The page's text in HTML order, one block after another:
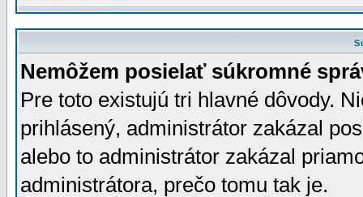
Nemôžem posielať súkromné
Pre toto existujú tri hlavné dôvody.
prihlásený, administrátor zakázal
alebo to administrátor zakázal
administrátora, prečo tomu tak je.